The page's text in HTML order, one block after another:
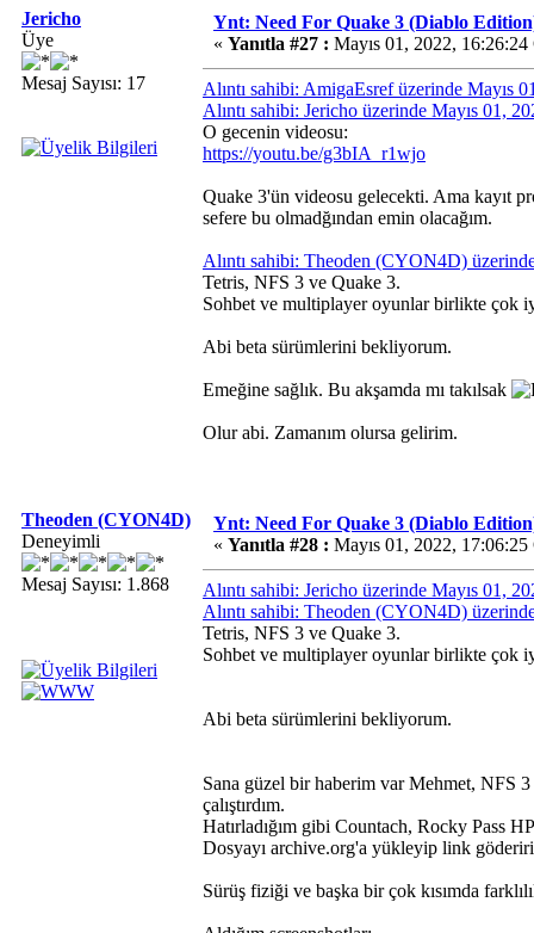
Jericho
Üye
Mesaj Sayısı: 17
Ynt: Need For Quake 3 (Diablo
« Yanıtla #27 : Mayıs 01, 2022, 16:26:24
Alıntı sahibi: AmigaEsref üzerinde Mayıs
Alıntı sahibi: Jericho üzerinde Mayıs 01,
O gecenin videosu:
https://youtu.be/g3bIA_r1wjo
Quake 3'ün videosu gelecekti. Ama kayıt
sefere bu olmadğından emin olacağım.
Alıntı sahibi: Theoden (CYON4D)
Tetris, NFS 3 ve Quake 3.
Sohbet ve multiplayer oyunlar birlikte çok
Abi beta sürümlerini bekliyorum.
Emeğine sağlık. Bu akşamda mı takılsak
Olur abi. Zamanım olursa gelirim.
Theoden (CYON4D)
Deneyimli
Mesaj Sayısı: 1.868
Ynt: Need For Quake 3 (Diablo
« Yanıtla #28 : Mayıs 01, 2022, 17:06:25
Alıntı sahibi: Jericho üzerinde Mayıs 01,
Alıntı sahibi: Theoden (CYON4D)
Tetris, NFS 3 ve Quake 3.
Sohbet ve multiplayer oyunlar birlikte çok
Abi beta sürümlerini bekliyorum.
Sana güzel bir haberim var Mehmet, NFS
çalıştırdım.
Hatırladığım gibi Countach, Rocky Pass
Dosyayı archive.org'a yükleyip link
Sürüş fiziği ve başka bir çok kısımda